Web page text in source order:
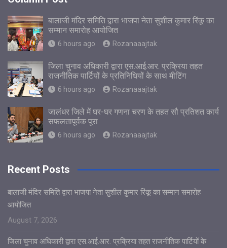
बालाजी मंदिर समिति द्वारा भाजपा नेता सुशील कुमार रिंकू का
सम्मान समारोह आयोजित
6 hours ago Rozanaaajtak
जिला चुनाव अधिकारी द्वारा एस.आई.आर. प्रक्रिया तहत
राजनीतिक पार्टियों के प्रतिनिधियों के साथ मीटिंग
6 hours ago Rozanaaajtak
जालंधर जिले में घर-घर गणना चरण के तहत सौ प्रतिशत कार्य
सफलतापूर्वक पूरा
6 hours ago Rozanaaajtak
Recent Posts
बालाजी मंदिर समिति द्वारा भाजपा नेता सुशील कुमार रिंकू का सम्मान समारोह
आयोजित
August 7, 2026
जिला चुनाव अधिकारी द्वारा एस.आई.आर. प्रक्रिया तहत राजनीतिक पार्टियों के